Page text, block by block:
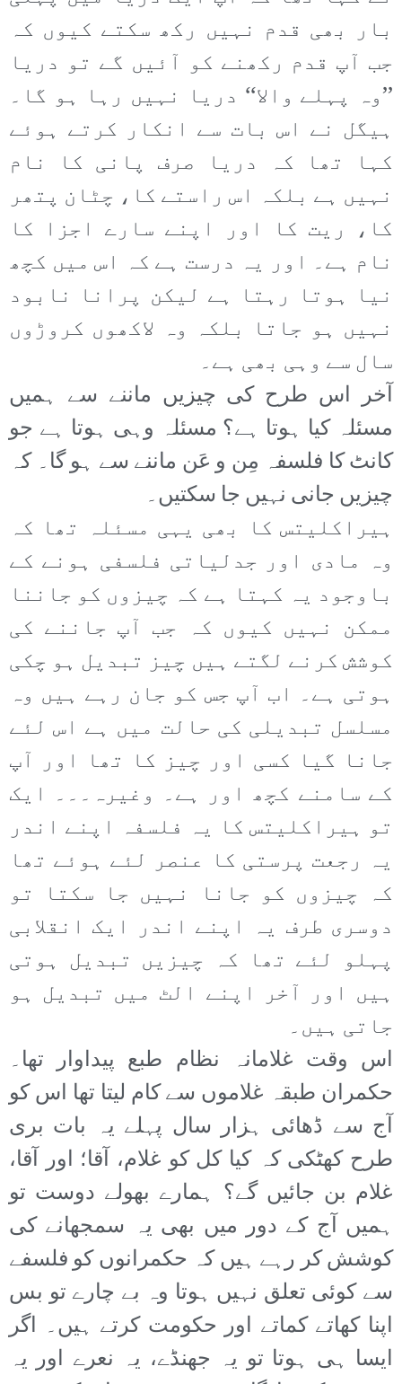
بار بھی قدم نہیں رکھ سکتے کیوں کہ
جب آپ قدم رکھنے کو آئیں گے تو دریا
’’وہ پہلے والا‘‘ دریا نہیں رہا ہو گا۔
ہیگل نے اس بات سے انکار کرتے ہوئے
کہا تھا کہ دریا صرف پانی کا نام
نہیں ہے بلکہ اس راستے کا، چٹان پتھر
کا، ریت کا اور اپنے سارے اجزا کا
نام ہے۔ اور یہ درست ہے کہ اس میں کچھ
نیا ہوتا رہتا ہے لیکن پرانا نابود
نہیں ہو جاتا بلکہ وہ لاکھوں کروڑوں
سال سے وہی بھی ہے۔
آخر اس طرح کی چیزیں ماننے سے ہمیں
مسئلہ کیا ہوتا ہے؟ مسئلہ وہی ہوتا ہے جو
کانٹ کا فلسفہ مِن و عَن ماننے سے ہو گا۔ کہ
چیزیں جانی نہیں جا سکتیں۔
ہیراکلیتس کا بھی یہی مسئلہ تھا کہ
وہ مادی اور جدلیاتی فلسفی ہونے کے
باوجود یہ کہتا ہے کہ چیزوں کو جاننا
ممکن نہیں کیوں کہ جب آپ جاننے کی
کوشش کرنے لگتے ہیں چیز تبدیل ہو چکی
ہوتی ہے۔ اب آپ جس کو جان رہے ہیں وہ
مسلسل تبدیلی کی حالت میں ہے اس لئے
جانا گیا کسی اور چیز کا تھا اور آپ
کے سامنے کچھ اور ہے۔ وغیرہ۔۔۔ ایک
تو ہیراکلیتس کا یہ فلسفہ اپنے اندر
یہ رجعت پرستی کا عنصر لئے ہوئے تھا
کہ چیزوں کو جانا نہیں جا سکتا تو
دوسری طرف یہ اپنے اندر ایک انقلابی
پہلو لئے تھا کہ چیزیں تبدیل ہوتی
ہیں اور آخر اپنے الٹ میں تبدیل ہو
جاتی ہیں۔
اس وقت غلامانہ نظام طبع پیداوار تھا۔
حکمران طبقہ غلاموں سے کام لیتا تھا اس کو
آج سے ڈھائی ہزار سال پہلے یہ بات بری
طرح کھٹکی کہ کیا کل کو غلام، آقا؛ اور آقا،
غلام بن جائیں گے؟ ہمارے بھولے دوست تو
ہمیں آج کے دور میں بھی یہ سمجھانے کی
کوشش کر رہے ہیں کہ حکمرانوں کو فلسفے
سے کوئی تعلق نہیں ہوتا وہ بے چارے تو بس
اپنا کھاتے کماتے اور حکومت کرتے ہیں۔ اگر
ایسا ہی ہوتا تو یہ جھنڈے، یہ نعرے اور یہ